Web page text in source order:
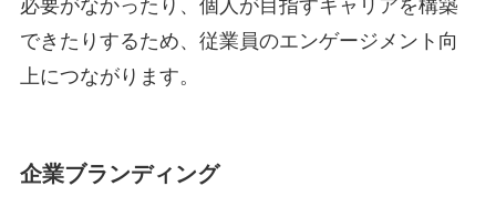
必要がなかったり、個人が目指すキャリアを構築
できたりするため、従業員のエンゲージメント向
上につながります。
企業ブランディング